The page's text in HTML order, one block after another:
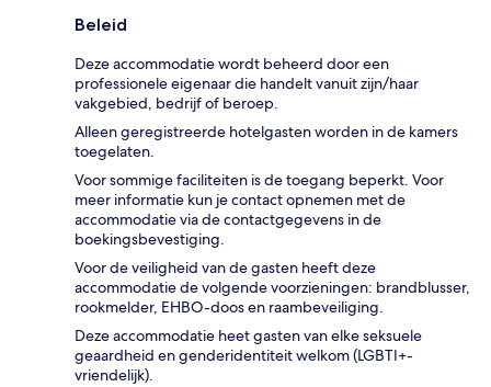
Beleid
Deze accommodatie wordt beheerd door een
professionele eigenaar die handelt vanuit zijn/haar
vakgebied, bedrijf of beroep.
Alleen geregistreerde hotelgasten worden in de kamers
toegelaten.
Voor sommige faciliteiten is de toegang beperkt. Voor
meer informatie kun je contact opnemen met de
accommodatie via de contactgegevens in de
boekingsbevestiging.
Voor de veiligheid van de gasten heeft deze
accommodatie de volgende voorzieningen: brandblusser,
rookmelder, EHBO-doos en raambeveiliging.
Deze accommodatie heet gasten van elke seksuele
geaardheid en genderidentiteit welkom (LGBTI+-
vriendelijk).